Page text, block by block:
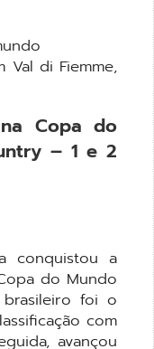
Val di Fiemme,
Copa do
– 1 e 2
conquistou a
do Mundo
foi o
com
avançou